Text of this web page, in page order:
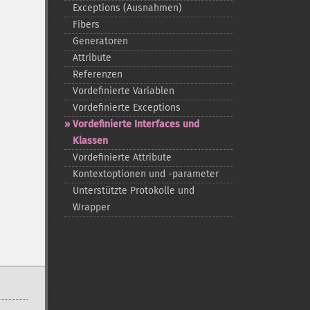
Exceptions (Ausnahmen)
Fibers
Generatoren
Attribute
Referenzen
Vordefinierte Variablen
Vordefinierte Exceptions
Vordefinierte Interfaces und
Klassen
Vordefinierte Attribute
Kontextoptionen und -​parameter
Unterstützte Protokolle und
Wrapper